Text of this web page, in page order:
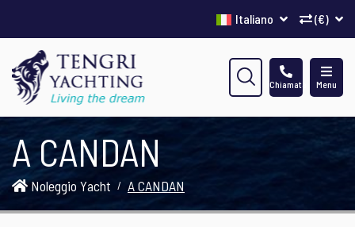
(€)
Italiano
Menu
Chiamata
A CANDAN
Noleggio Yacht A CANDAN